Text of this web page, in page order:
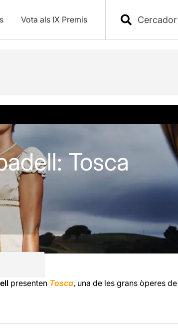
Vota als IX Premis
Tosca
presenten Tosca, una de les grans òperes de